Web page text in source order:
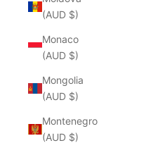
(AUD $)
Monaco
(AUD $)
Mongolia
(AUD $)
Montenegro
(AUD $)